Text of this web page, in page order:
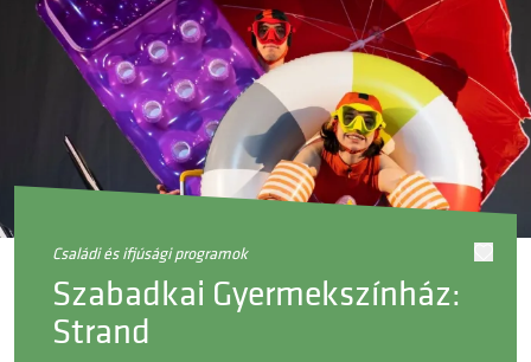
családi és ifjúsági programok
Szabadkai Gyermekszínház:
Strand